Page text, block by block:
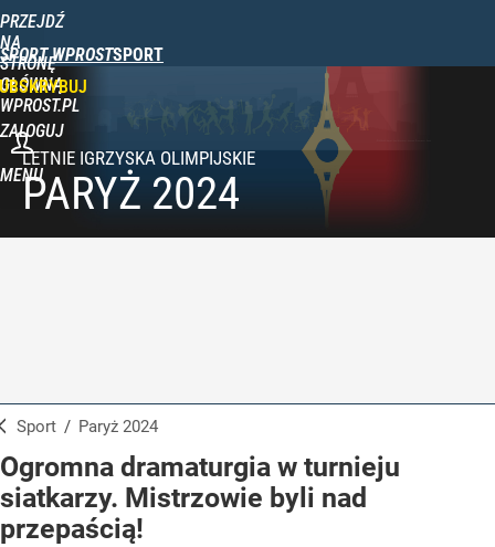
PRZEJDŹ
NA
STRONĘ
GŁÓWNĄ
WPROST.PL
SPORT WPROST
ZALOGUJ
MENUPARYŻ 2024
Sport / Paryż 2024
Ogromna dramaturgia w turnieju
siatkarzy. Mistrzowie byli nad
przepaścią!